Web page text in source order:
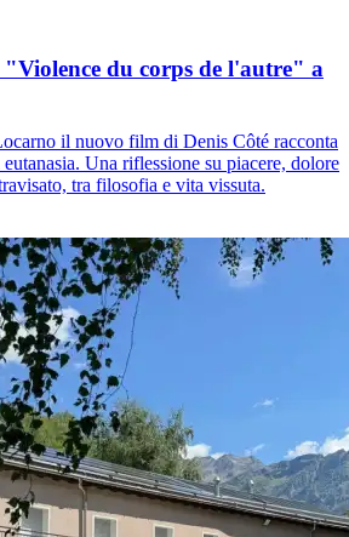
du corps de l'autre" a
il nuovo film di Denis Côté racconta
Una riflessione su piacere, dolore
tra filosofia e vita vissuta.